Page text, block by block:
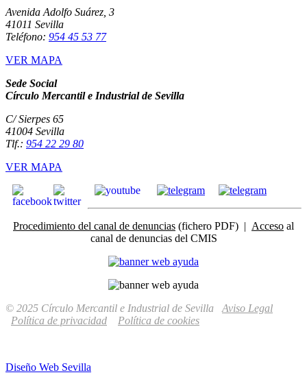
Avenida Adolfo Suárez, 3
41011 Sevilla
Teléfono: 954 45 53 77
VER MAPA
Sede Social
Círculo Mercantil e Industrial de Sevilla
C/ Sierpes 65
41004 Sevilla
Tlf.: 954 22 29 80
VER MAPA
Procedimiento del canal de denuncias (fichero PDF) | Acceso al
canal de denuncias del CMIS
© 2025 Círculo Mercantil e Industrial de Sevilla Aviso Legal
Política de privacidad
Política de cookies
Diseño Web Sevilla